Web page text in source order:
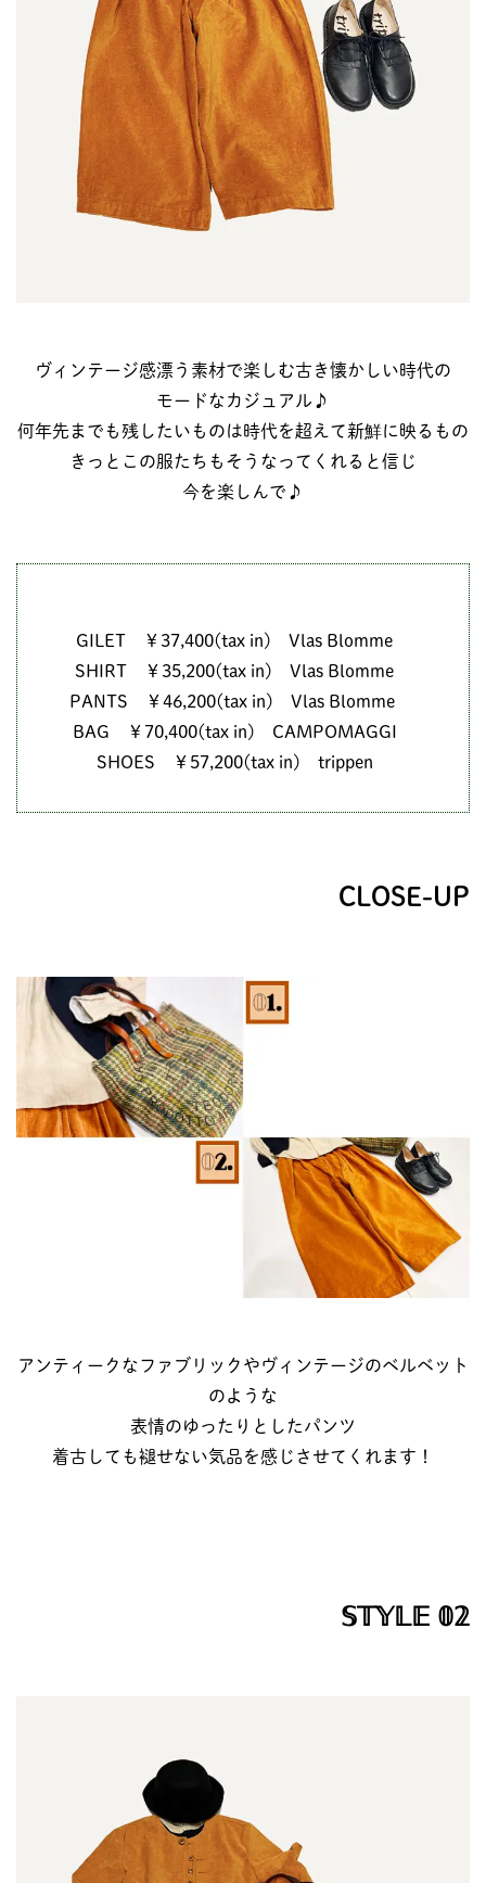
ヴィンテージ感漂う素材で楽しむ古き懐かしい時代の
モードなカジュアル♪
何年先までも残したいものは時代を超えて新鮮に映るもの
きっとこの服たちもそうなってくれると信じ
今を楽しんで♪
GILET ￥37,400(tax in) Vlas Blomme
SHIRT ￥35,200(tax in) Vlas Blomme
PANTS ￥46,200(tax in) Vlas Blomme
BAG ￥70,400(tax in) CAMPOMAGGI
SHOES ￥57,200(tax in) trippen
CLOSE-UP
アンティークなファブリックやヴィンテージのベルベット
のような
表情のゆったりとしたパンツ
着古しても褪せない気品を感じさせてくれます！
𝕊𝕋𝕐𝕃𝔼 𝟘𝟚